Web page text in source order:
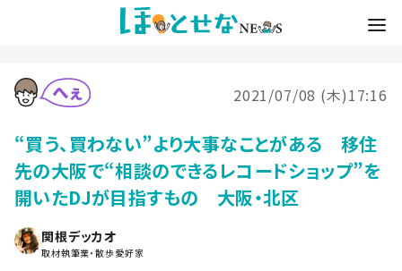
2021/07/08 (木)17:16
“買う、買わない”より大事なことがある 移住
先の大阪で“相談のできるレコードショップ”を
開いたDJが目指すもの 大阪・北区
関根デッカオ
取材執筆業・散歩愛好家